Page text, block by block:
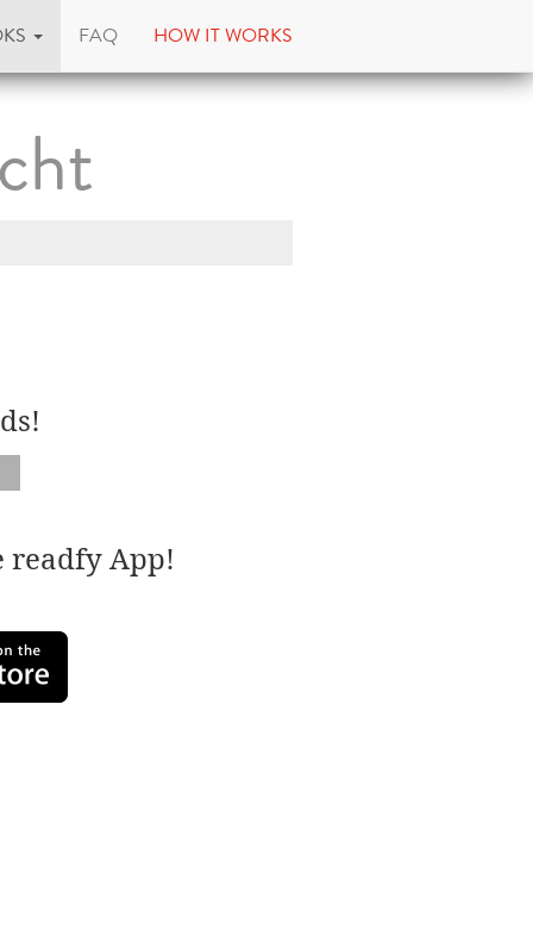
FAQ HOW IT WORKS
readfy App!